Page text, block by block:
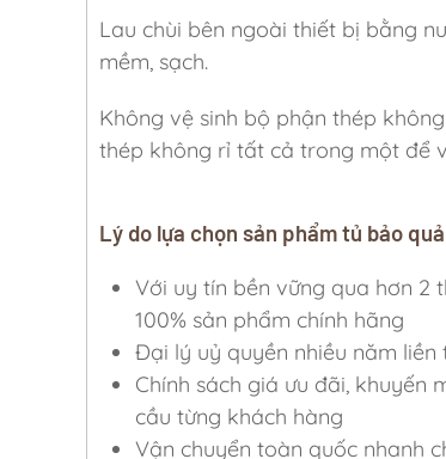
Lau chùi bên ngoài thiết bị bằng
mềm, sạch.
Không vệ sinh bộ phận thép
thép không rỉ tất cả trong một để
Lý do lựa chọn sản phẩm tủ bảo
Với uy tín bền vững qua hơn 2
100% sản phẩm chính hãng
Đại lý uỷ quyền nhiều năm
Chính sách giá ưu đãi, khuyến
cầu từng khách hàng
Vận chuyển toàn quốc nhanh